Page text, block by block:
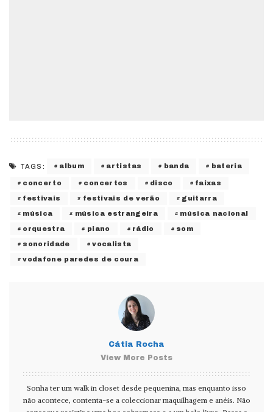
TAGS: album artistas banda bateria
concerto concertos disco faixas
festivais festivais de verão guitarra
música música estrangeira música nacional
orquestra piano rádio som
sonoridade vocalista
vodafone paredes de coura
Cátia Rocha
View More Posts
Sonha ter um walk in closet desde pequenina, mas enquanto isso
não acontece, contenta-se a coleccionar maquilhagem e anéis. Não